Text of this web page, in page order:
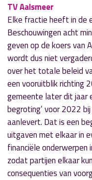
TV Aalsmeer
Elke fractie heeft in de
Beschouwingen acht
geven op de koers van
wordt dus niet
over het totale beleid
een vooruitblik richting
gemeente later dit jaar
begroting’ voor 2022
aanlevert. Dat is een
uitgaven met elkaar in
financiële onderwerpen
zodat partijen elkaar
consequenties van